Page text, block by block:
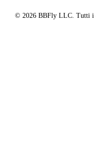
© 2026 BBFly LLC. Tutti i